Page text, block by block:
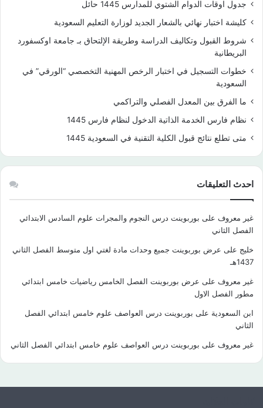
جدول اوقات الدوام الشتوي للمدارس 1445 حائل
كليشة اختبار نهائي بالشعار الجديد لوزارة التعليم السعودية
شروط القبول وتكاليف الدراسة وطريقة الإلتحاق بـ جامعة اوكسفورد
البريطانية
خطوات التسجيل في اختبار الرخص المهنية التخصصي “الورقي” في
السعودية
ما الفرق بين المعدل الفصلي والتراكمي
نظام فارس الخدمة الذاتية الدخول لنظام فارس 1445
متى تطلع نتائج قبول الكلية التقنية في السعودية 1445
احدث التعليقات
غير معروف على بوربوينت درس النجوم والمجرات علوم السادس الابتدائي
الفصل الثاني
خليج على عرض بوربوينت جميع وحدات مادة لغتي اول متوسط الفصل الثاني
1437هـ
غير معروف على عرض بوربوينت الفصل الخامس رياضيات خامس ابتدائي
مطور الفصل الاول
ابن السعودية على بوربوينت درس العواصف علوم خامس ابتدائي الفصل
الثاني
غير معروف على بوربوينت درس العواصف علوم خامس ابتدائي الفصل الثاني